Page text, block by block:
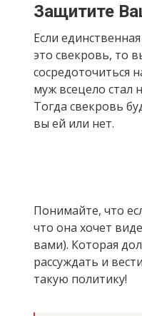
Защитите
Если
это свекровь, то
сосредоточиться
муж всецело стал
Тогда свекровь
вы ей или нет.
Понимайте, что
что она хочет
вами). Которая
рассуждать и
такую политику!